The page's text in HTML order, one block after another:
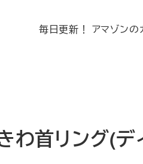
毎日更新！ アマゾンの
わ首リング(デ